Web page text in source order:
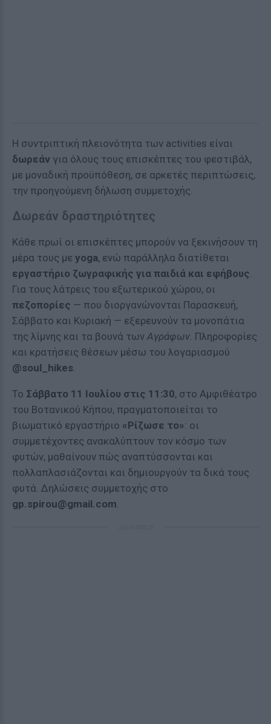
Η συντριπτική πλειονότητα των activities είναι
δωρεάν για όλους τους επισκέπτες του φεστιβάλ,
με μοναδική προϋπόθεση, σε αρκετές περιπτώσεις,
την προηγούμενη δήλωση συμμετοχής.
Δωρεάν δραστηριότητες
Κάθε πρωί οι επισκέπτες μπορούν να ξεκινήσουν τη
μέρα τους με yoga, ενώ παράλληλα διατίθεται
εργαστήριο ζωγραφικής για παιδιά και εφήβους.
Για τους λάτρεις του εξωτερικού χώρου, οι
πεζοπορίες — που διοργανώνονται Παρασκευή,
Σάββατο και Κυριακή — εξερευνούν τα μονοπάτια
της λίμνης και τα βουνά των Αγράφων. Πληροφορίες
και κρατήσεις θέσεων μέσω του λογαριασμού
@soul_hikes.
Το Σάββατο 11 Ιουλίου στις 11:30, στο Αμφιθέατρο
του Βοτανικού Κήπου, πραγματοποιείται το
βιωματικό εργαστήριο «Ρίζωσε το»: οι
συμμετέχοντες ανακαλύπτουν τον κόσμο των
φυτών, μαθαίνουν πώς αναπτύσσονται και
πολλαπλασιάζονται και δημιουργούν τα δικά τους
φυτά. Δηλώσεις συμμετοχής στο
gp.spirou@gmail.com.